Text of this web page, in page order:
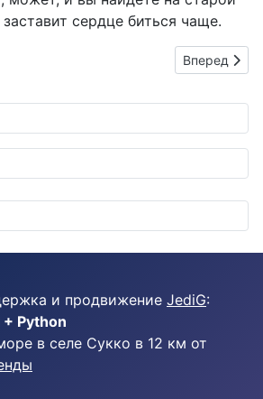
сердце биться чаще.
революция на колёсах: Zeroboard
Следующий:
Вперед
и продвижение JediG:
+ Python
в селе Сукко в 12 км от